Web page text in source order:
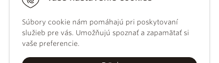
Súbory cookie nám pomáhajú pri poskytovaní
služieb pre vás. Umožňujú spoznať a zapamätať si
vaše preferencie.
kánonického
práva
Katechizmus